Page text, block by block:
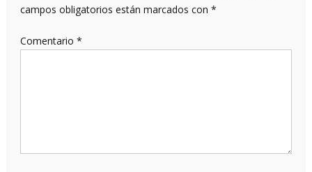
campos obligatorios están marcados con *
Comentario *